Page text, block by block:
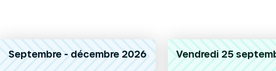
Septembre - décembre 2026 Vendredi 25